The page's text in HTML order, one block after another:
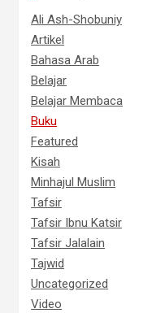
Ali Ash-Shobuniy
Artikel
Bahasa Arab
Belajar
Belajar Membaca
Buku
Featured
Kisah
Minhajul Muslim
Tafsir
Tafsir Ibnu Katsir
Tafsir Jalalain
Tajwid
Uncategorized
Video